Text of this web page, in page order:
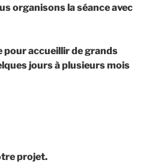
organisons la séance avec
pour accueillir de grands
jours à plusieurs mois
projet.